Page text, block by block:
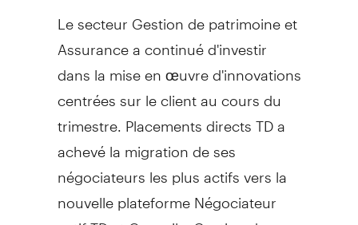
Le secteurGestion depatrimoine et
Assurance a continué d'investir
dans la mise en œuvre d'innovations
centrées sur le client au cours du
trimestre. Placements directs TD a
achevé la migration de ses
négociateurs les plus actifs vers la
nouvelle plateforme Négociateur